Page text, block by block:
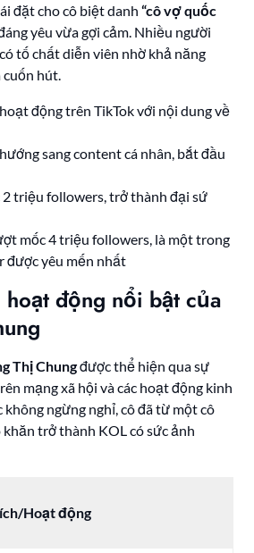
đặt cho cô biệt danh“cô vợ quốc
yêu vừa gợi cảm. Nhiều người
tố chất diễn viên nhờ khả năng
hút.
động trên TikTok với nội dung về
sang content cá nhân, bắt đầu
triệu followers, trở thành đại sứ
mốc 4 triệu followers, là một trong
được yêu mến nhất
hoạt động nổi bật của
Thị Chungđược thể hiện qua sự
mạng xã hội và các hoạt động kinh
ngừng nghỉ, cô đã từ một cô
khăn trở thành KOL có sức ảnh
Hoạt động